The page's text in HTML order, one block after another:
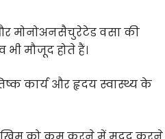
मोनोअनसैचुरेटेड वसा की
भी मौजूद होते हैं।
कार्य और हृदय स्वास्थ्य के